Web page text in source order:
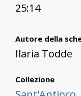
25:14
Autore della
Ilaria Todde
Collezione